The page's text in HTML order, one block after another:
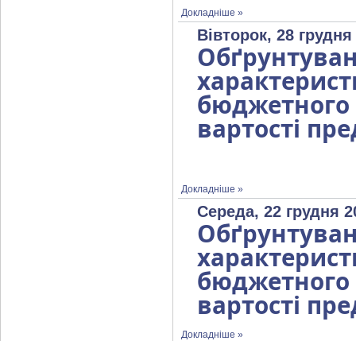
Докладніше »
Вівторок, 28
вартості
Докладніше »
Середа, 22 грудня
вартості
Докладніше »